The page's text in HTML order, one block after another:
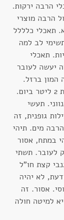
הרבה ירקות.
הרבה מוצרי
תאכלי כלללל
לב למה
תאכלי
יעשה לעובר
המון ברזל.
תשתי מים. הרבה מים. לפחות 2 ליטר ביום.
תעשי
גופנית, זה
מים. תיהי
במתח, אסור
לעובר. תשתי
קצת חו"ל
לא יהיה
אסור. זה
למיטה חולה